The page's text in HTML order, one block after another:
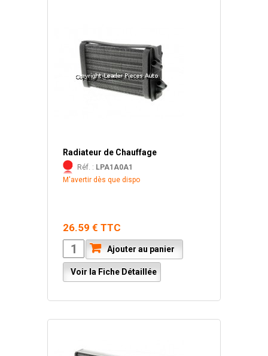
Radiateur de Chauffage
Réf. : LPA1A0A1
M'avertir dès que dispo
26.59 € TTC
Ajouter au panier
Voir la Fiche Détaillée